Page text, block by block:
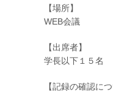
【場所】
WEB会議
【出席者】
学長以下１５名
【記録の確認につ